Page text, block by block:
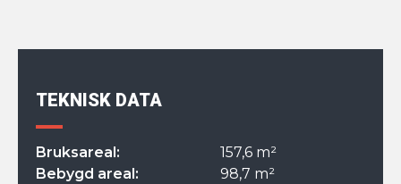
TEKNISK DATA
Bruksareal:
157,6 m²
Bebygd areal:
98,7 m²